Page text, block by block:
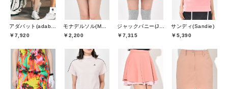
￥7,920
￥2,200
￥7,315
サンディ(Sandie)
￥5,390